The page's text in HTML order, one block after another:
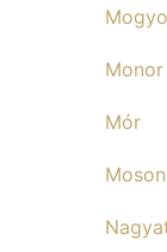
Monor
Mór